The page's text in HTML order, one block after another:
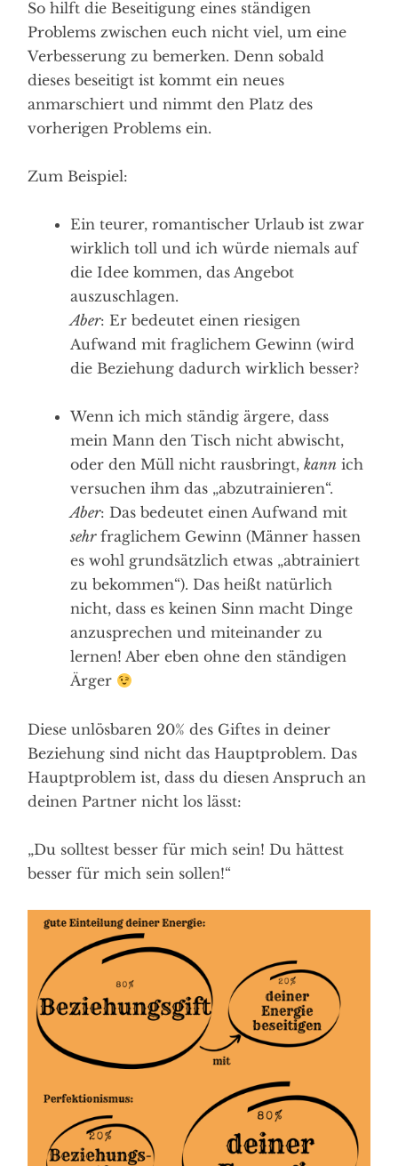
So hilft die Beseitigung eines ständigen
Problems zwischen euch nicht viel, um eine
Verbesserung zu bemerken. Denn sobald
dieses beseitigt ist kommt ein neues
anmarschiert und nimmt den Platz des
vorherigen Problems ein.
Zum Beispiel:
Ein teurer, romantischer Urlaub ist zwar
wirklich toll und ich würde niemals auf
die Idee kommen, das Angebot
auszuschlagen.
Aber: Er bedeutet einen riesigen
Aufwand mit fraglichem Gewinn (wird
die Beziehung dadurch wirklich besser?
Wenn ich mich ständig ärgere, dass
mein Mann den Tisch nicht abwischt,
oder den Müll nicht rausbringt,kann ich
versuchen ihm das „abzutrainieren“.
Aber: Das bedeutet einen Aufwand mit
sehrfraglichem Gewinn (Männer hassen
es wohl grundsätzlich etwas „abtrainiert
zu bekommen“). Das heißt natürlich
nicht, dass es keinen Sinn macht Dinge
anzusprechen und miteinander zu
lernen! Aber eben ohne den ständigen
Ärger
Diese unlösbaren 20% des Giftes in deiner
Beziehung sind nicht das Hauptproblem. Das
Hauptproblem ist, dass du diesen Anspruch an
deinen Partner nicht los lässt:
„Du solltest besser für mich sein! Du hättest
besser für mich sein sollen!“